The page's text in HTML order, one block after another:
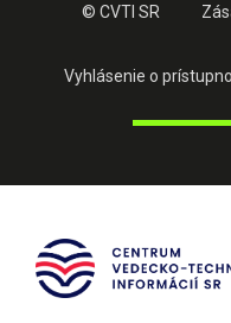
© CVTI SR
Vyhlásenie o